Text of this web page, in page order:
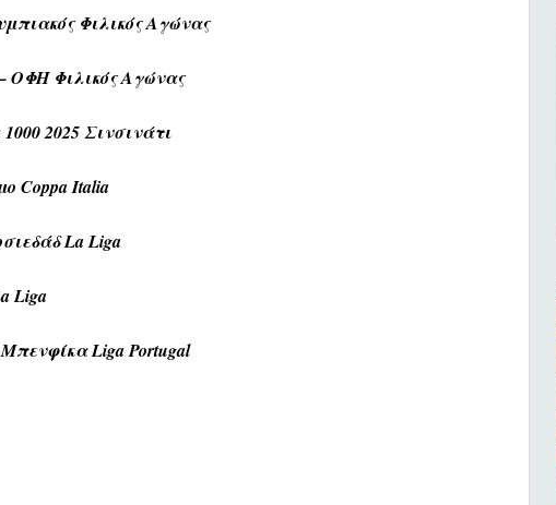
Φιλικός Αγώνας
ΟΦΗ Φιλικός Αγώνας
2025 Σινσινάτι
Coppa Italia
La Liga
Liga
Liga Portugal